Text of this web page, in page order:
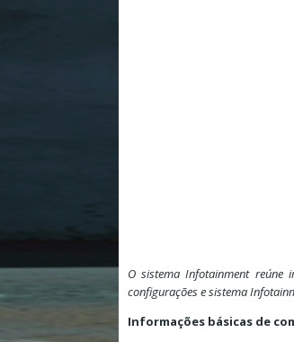
O sistema Infotainment reúne
configurações e sistema
Informações básicas de